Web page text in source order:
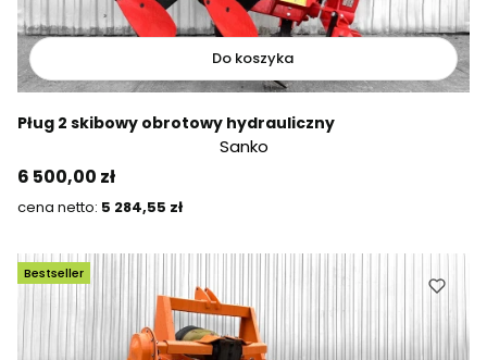
Do koszyka
Pług 2 skibowy obrotowy hydrauliczny
Sanko
Cena
6 500,00 zł
Cena
5 284,55 zł
Bestseller